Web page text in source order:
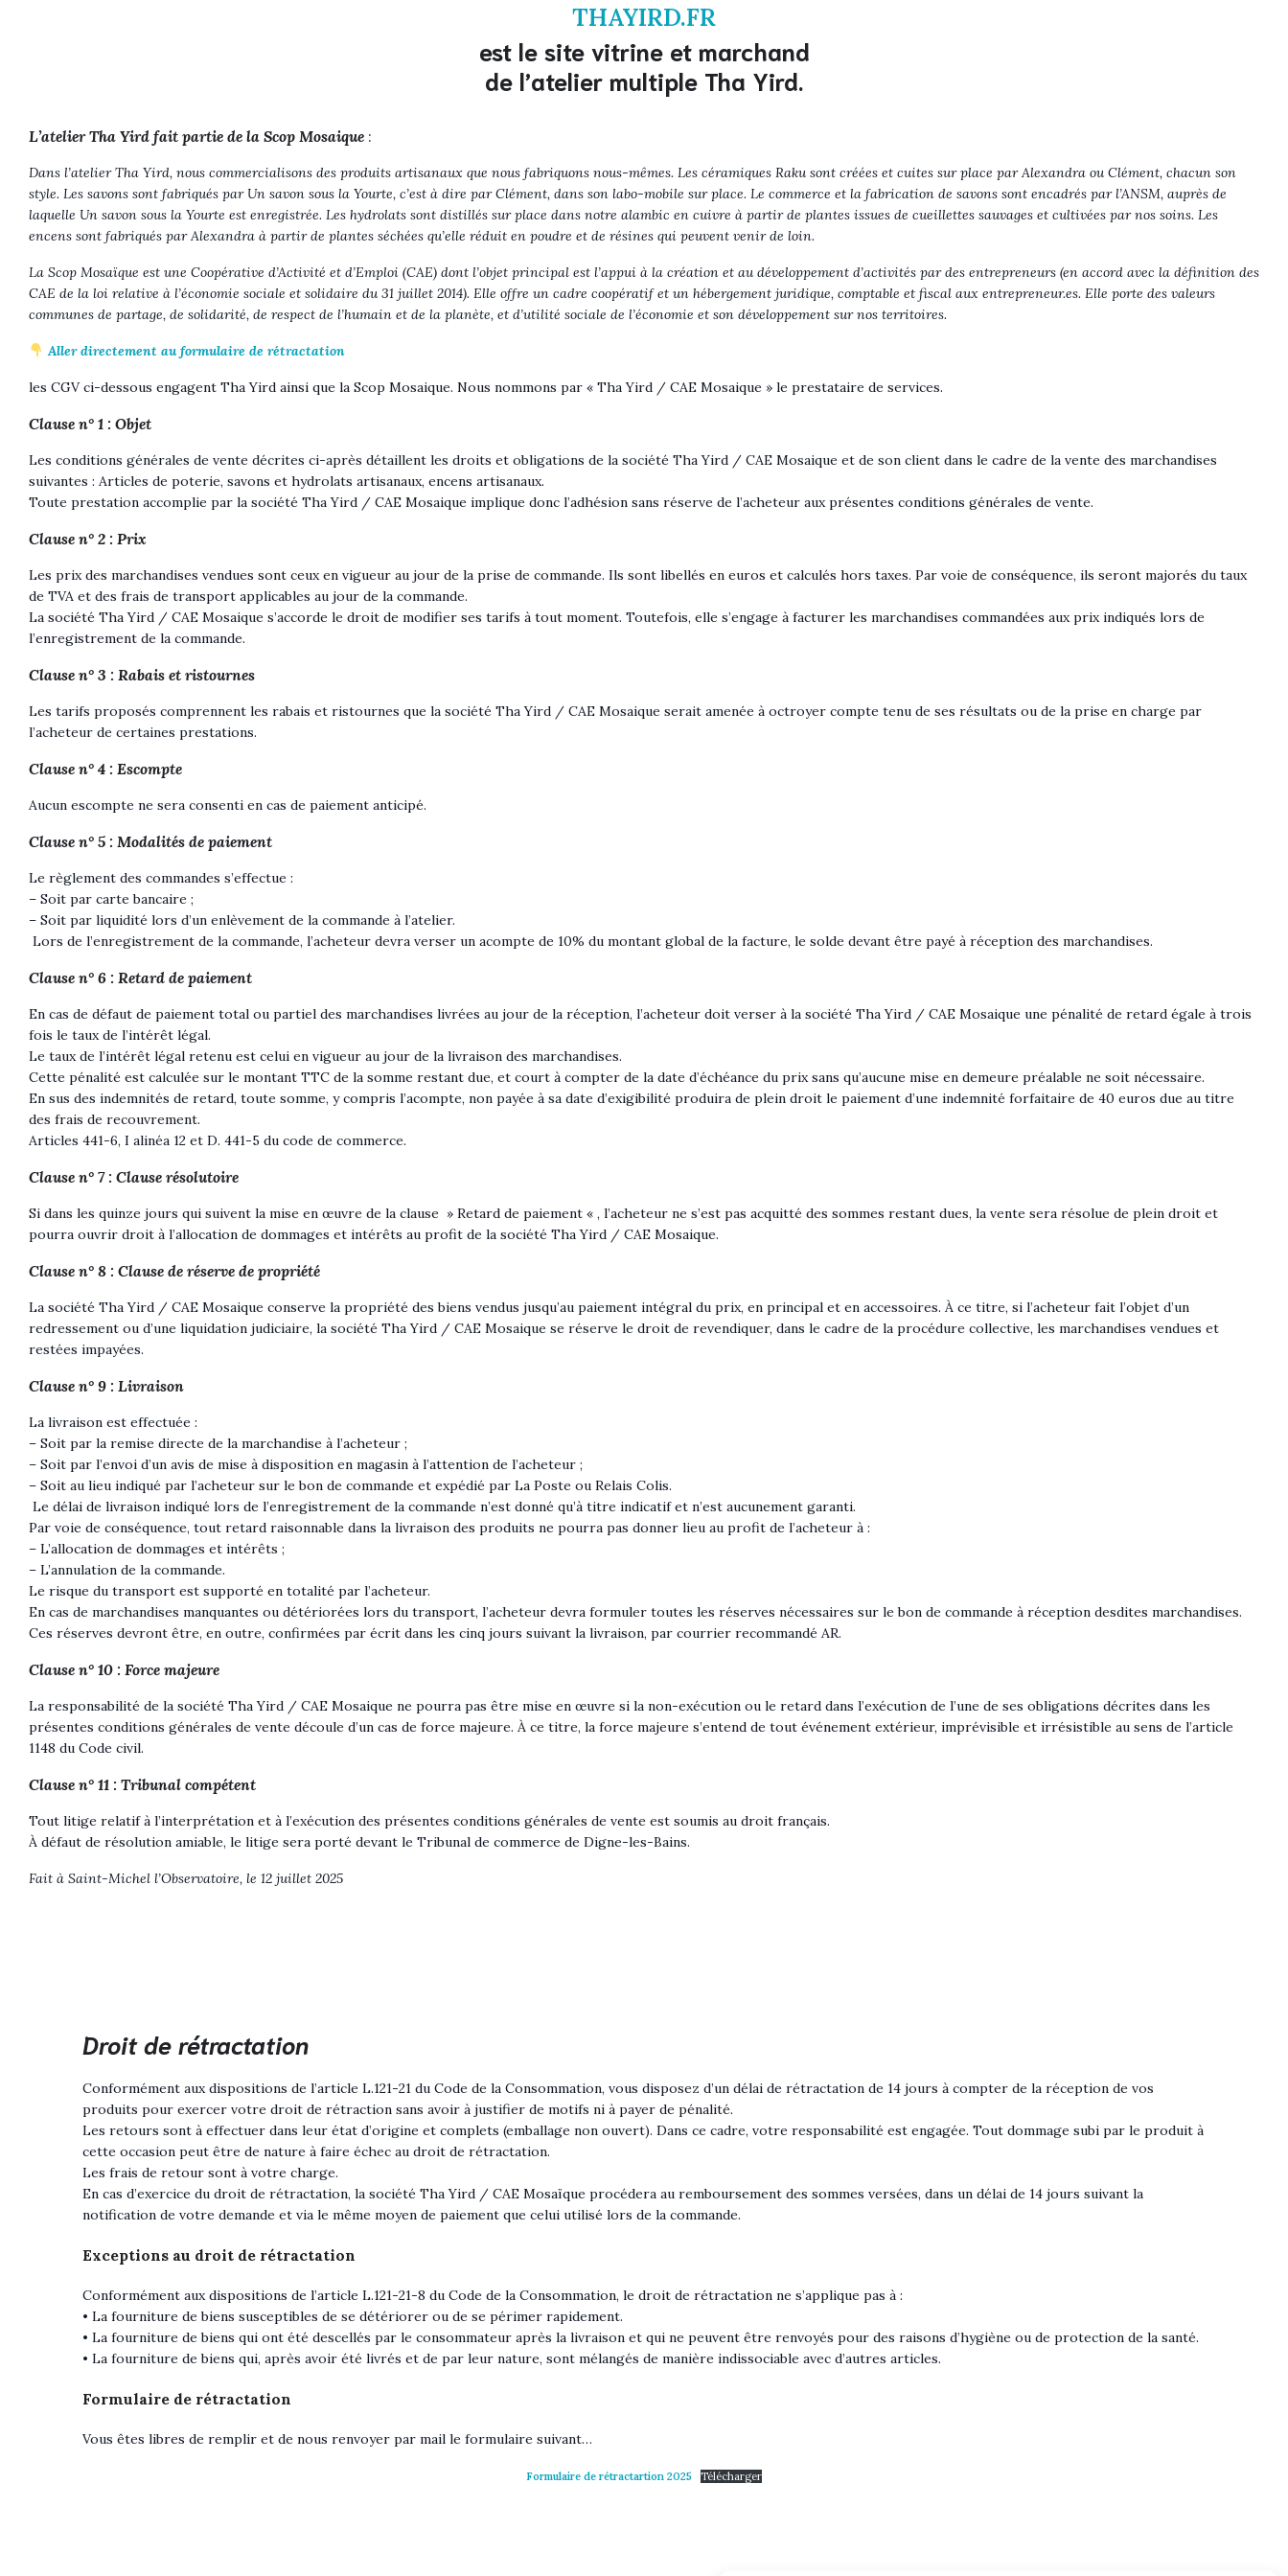
THAYIRD.FR
est le site vitrine et marchand
de l’atelier multiple Tha Yird.
L’atelier Tha Yird fait partie de la Scop Mosaique :
Dans l’atelier Tha Yird, nous commercialisons des produits artisanaux que nous fabriquons nous-mêmes. Les céramiques Raku sont créées et cuites sur place par Alexandra ou Clément, chacun son
style. Les savons sont fabriqués par Un savon sous la Yourte, c’est à dire par Clément, dans son labo-mobile sur place. Le commerce et la fabrication de savons sont encadrés par l’ANSM, auprès de
laquelle Un savon sous la Yourte est enregistrée. Les hydrolats sont distillés sur place dans notre alambic en cuivre à partir de plantes issues de cueillettes sauvages et cultivées par nos soins. Les
encens sont fabriqués par Alexandra à partir de plantes séchées qu’elle réduit en poudre et de résines qui peuvent venir de loin.
La Scop Mosaïque est une Coopérative d’Activité et d’Emploi (CAE) dont l’objet principal est l’appui à la création et au développement d’activités par des entrepreneurs (en accord avec la définition des
CAE de la loi relative à l’économie sociale et solidaire du 31 juillet 2014). Elle offre un cadre coopératif et un hébergement juridique, comptable et fiscal aux entrepreneur.es. Elle porte des valeurs
communes de partage, de solidarité, de respect de l’humain et de la planète, et d’utilité sociale de l’économie et son développement sur nos territoires.
Aller directement au formulaire de rétractation
les CGV ci-dessous engagent Tha Yird ainsi que la Scop Mosaique. Nous nommons par « Tha Yird / CAE Mosaique » le prestataire de services.
Clause n° 1 : Objet
Les conditions générales de vente décrites ci-après détaillent les droits et obligations de la société Tha Yird / CAE Mosaique et de son client dans le cadre de la vente des marchandises
suivantes : Articles de poterie, savons et hydrolats artisanaux, encens artisanaux.
Toute prestation accomplie par la société Tha Yird / CAE Mosaique implique donc l’adhésion sans réserve de l’acheteur aux présentes conditions générales de vente.
Clause n° 2 : Prix
Les prix des marchandises vendues sont ceux en vigueur au jour de la prise de commande. Ils sont libellés en euros et calculés hors taxes. Par voie de conséquence, ils seront majorés du taux
de TVA et des frais de transport applicables au jour de la commande.
La société Tha Yird / CAE Mosaique s’accorde le droit de modifier ses tarifs à tout moment. Toutefois, elle s’engage à facturer les marchandises commandées aux prix indiqués lors de
l’enregistrement de la commande.
Clause n° 3 : Rabais et ristournes
Les tarifs proposés comprennent les rabais et ristournes que la société Tha Yird / CAE Mosaique serait amenée à octroyer compte tenu de ses résultats ou de la prise en charge par
l’acheteur de certaines prestations.
Clause n° 4 : Escompte
Aucun escompte ne sera consenti en cas de paiement anticipé.
Clause n° 5 : Modalités de paiement
Le règlement des commandes s’effectue :
– Soit par carte bancaire ;
– Soit par liquidité lors d’un enlèvement de la commande à l’atelier.
Lors de l’enregistrement de la commande, l’acheteur devra verser un acompte de 10% du montant global de la facture, le solde devant être payé à réception des marchandises.
Clause n° 6 : Retard de paiement
En cas de défaut de paiement total ou partiel des marchandises livrées au jour de la réception, l’acheteur doit verser à la société Tha Yird / CAE Mosaique une pénalité de retard égale à trois
fois le taux de l’intérêt légal.
Le taux de l’intérêt légal retenu est celui en vigueur au jour de la livraison des marchandises.
Cette pénalité est calculée sur le montant TTC de la somme restant due, et court à compter de la date d’échéance du prix sans qu’aucune mise en demeure préalable ne soit nécessaire.
En sus des indemnités de retard, toute somme, y compris l’acompte, non payée à sa date d’exigibilité produira de plein droit le paiement d’une indemnité forfaitaire de 40 euros due au titre
des frais de recouvrement.
Articles 441-6, I alinéa 12 et D. 441-5 du code de commerce.
Clause n° 7 : Clause résolutoire
Si dans les quinze jours qui suivent la mise en œuvre de la clause » Retard de paiement « , l’acheteur ne s’est pas acquitté des sommes restant dues, la vente sera résolue de plein droit et
pourra ouvrir droit à l’allocation de dommages et intérêts au profit de la société Tha Yird / CAE Mosaique.
Clause n° 8 : Clause de réserve de propriété
La société Tha Yird / CAE Mosaique conserve la propriété des biens vendus jusqu’au paiement intégral du prix, en principal et en accessoires. À ce titre, si l’acheteur fait l’objet d’un
redressement ou d’une liquidation judiciaire, la société Tha Yird / CAE Mosaique se réserve le droit de revendiquer, dans le cadre de la procédure collective, les marchandises vendues et
restées impayées.
Clause n° 9 : Livraison
La livraison est effectuée :
– Soit par la remise directe de la marchandise à l’acheteur ;
– Soit par l’envoi d’un avis de mise à disposition en magasin à l’attention de l’acheteur ;
– Soit au lieu indiqué par l’acheteur sur le bon de commande et expédié par La Poste ou Relais Colis.
Le délai de livraison indiqué lors de l’enregistrement de la commande n’est donné qu’à titre indicatif et n’est aucunement garanti.
Par voie de conséquence, tout retard raisonnable dans la livraison des produits ne pourra pas donner lieu au profit de l’acheteur à :
– L’allocation de dommages et intérêts ;
– L’annulation de la commande.
Le risque du transport est supporté en totalité par l’acheteur.
En cas de marchandises manquantes ou détériorées lors du transport, l’acheteur devra formuler toutes les réserves nécessaires sur le bon de commande à réception desdites marchandises.
Ces réserves devront être, en outre, confirmées par écrit dans les cinq jours suivant la livraison, par courrier recommandé AR.
Clause n° 10 : Force majeure
La responsabilité de la société Tha Yird / CAE Mosaique ne pourra pas être mise en œuvre si la non-exécution ou le retard dans l’exécution de l’une de ses obligations décrites dans les
présentes conditions générales de vente découle d’un cas de force majeure. À ce titre, la force majeure s’entend de tout événement extérieur, imprévisible et irrésistible au sens de l’article
1148 du Code civil.
Clause n° 11 : Tribunal compétent
Tout litige relatif à l’interprétation et à l’exécution des présentes conditions générales de vente est soumis au droit français.
À défaut de résolution amiable, le litige sera porté devant le Tribunal de commerce de Digne-les-Bains.
Fait à Saint-Michel l’Observatoire, le 12 juillet 2025
Droit de rétractation
Conformément aux dispositions de l’article L.121-21 du Code de la Consommation, vous disposez d’un délai de rétractation de 14 jours à compter de la réception de vos
produits pour exercer votre droit de rétraction sans avoir à justifier de motifs ni à payer de pénalité.
Les retours sont à effectuer dans leur état d’origine et complets (emballage non ouvert). Dans ce cadre, votre responsabilité est engagée. Tout dommage subi par le produit à
cette occasion peut être de nature à faire échec au droit de rétractation.
Les frais de retour sont à votre charge.
En cas d’exercice du droit de rétractation, la société Tha Yird / CAE Mosaïque procédera au remboursement des sommes versées, dans un délai de 14 jours suivant la
notification de votre demande et via le même moyen de paiement que celui utilisé lors de la commande.
Exceptions au droit de rétractation
Conformément aux dispositions de l’article L.121-21-8 du Code de la Consommation, le droit de rétractation ne s’applique pas à :
• La fourniture de biens susceptibles de se détériorer ou de se périmer rapidement.
• La fourniture de biens qui ont été descellés par le consommateur après la livraison et qui ne peuvent être renvoyés pour des raisons d’hygiène ou de protection de la santé.
• La fourniture de biens qui, après avoir été livrés et de par leur nature, sont mélangés de manière indissociable avec d’autres articles.
Formulaire de rétractation
Vous êtes libres de remplir et de nous renvoyer par mail le formulaire suivant…
Formulaire de rétractartion 2025 Télécharger